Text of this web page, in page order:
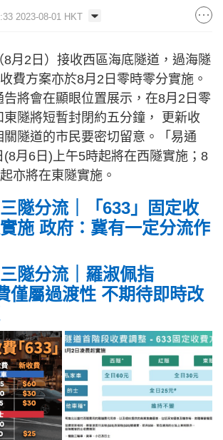
2023-08-01 HKT
月2日）接收西區海底隧道，過海隧
費方案亦於8月2日零時零分實施。
將會在顯眼位置展示，在8月2日零
東隧將短暫封閉約五分鐘， 更新收
關隧道的市民要密切留意。「易通
月6日)上午5時起將在西隧實施；8
亦將在東隧實施。
三隧分流｜「633」固定收
施 政府：冀有一定分流作
三隧分流｜羅淑佩指
僅屬過渡性 不期待即時改